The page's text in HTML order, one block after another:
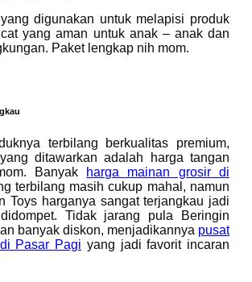
digunakan untuk melapisi produk
yang aman untuk anak – anak dan
Paket lengkap nih mom.
terbilang berkualitas premium,
ditawarkan adalah harga tangan
Banyak
harga mainan grosir di
terbilang masih cukup mahal, namun
Toys harganya sangat terjangkau jadi
Tidak jarang pula Beringin
banyak diskon, menjadikannya pusat
Pasar Pagi yang jadi favorit incaran